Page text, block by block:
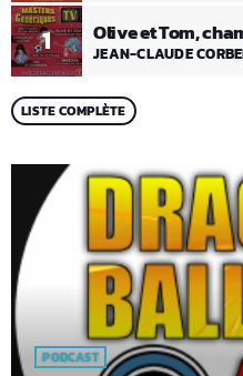
1 Olive et Tom,
JEAN-CLAUDE
LISTE COMPLÈTE
PODCAST